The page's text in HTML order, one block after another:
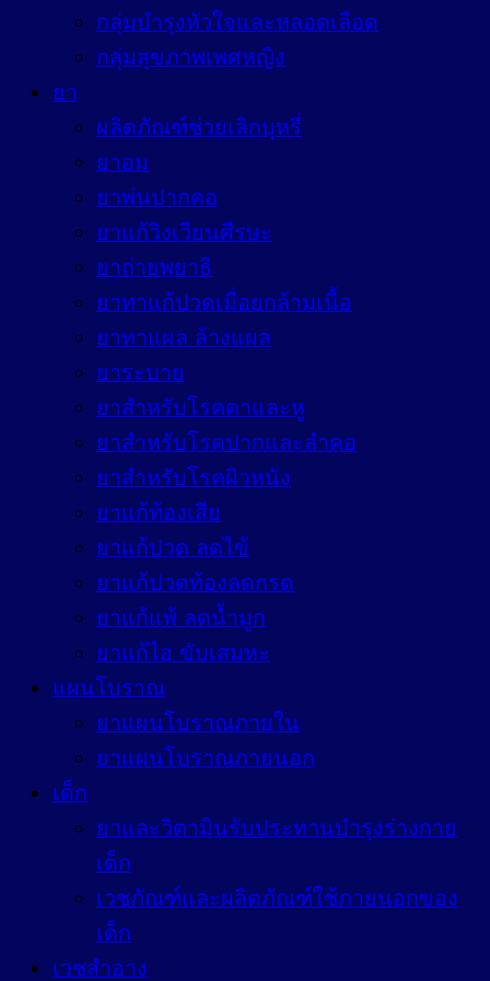
กลุ่มบำรุงหัวใจและหลอดเลือด
กลุ่มสุขภาพเพศหญิง
ยา
ผลิตภัณฑ์ช่วยเลิกบุหรี่
ยาอม
ยาพ่นปากคอ
ยาแก้วิงเวียนศีรษะ
ยาถ่ายพยาธิ
ยาทาแก้ปวดเมื่อยกล้ามเนื้อ
ยาทาแผล ล้างแผล
ยาระบาย
ยาสำหรับโรคตาและหู
ยาสำหรับโรคปากและลำคอ
ยาสำหรับโรคผิวหนัง
ยาแก้ท้องเสีย
ยาแก้ปวด ลดไข้
ยาแก้ปวดท้องลดกรด
ยาแก้แพ้ ลดน้ำมูก
ยาแก้ไอ ขับเสมหะ
แผนโบราณ
ยาแผนโบราณภายใน
ยาแผนโบราณภายนอก
เด็ก
ยาและวิตามินรับประทานบำรุงร่างกาย
เด็ก
เวชภัณฑ์และผลิตภัณฑ์ใช้ภายนอกของ
เด็ก
เวชสำอาง